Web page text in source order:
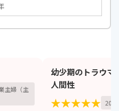
主婦（主
幼少期のトラウマ
人間性
★★★★★ 20